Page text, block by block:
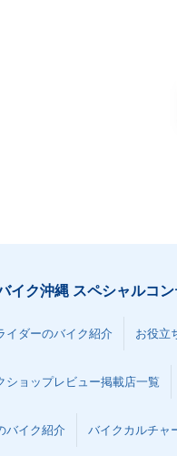
イク沖縄 スペシャルコ
イダーのバイク紹介 お役立
ショップレビュー掲載店一覧
バイク紹介 バイクカルチャ